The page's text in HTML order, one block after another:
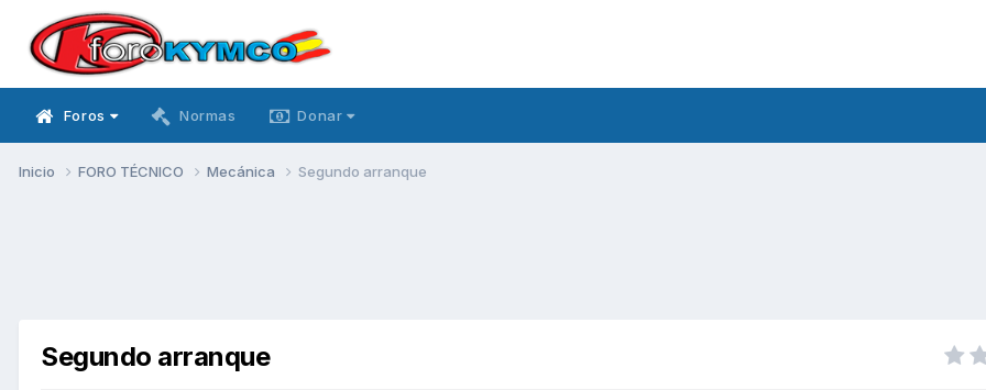
Foros Normas Donar
Inicio FORO TÉCNICO Mecánica Segundo arranque
Segundo arranque